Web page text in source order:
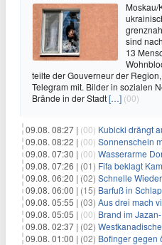
Moskau/
sind
13
teilte der Gouverneur der
Telegram mit. Bilder in sozialen
Brände in der Stadt[…] (00)
09.08. 08:27 | (00) Kubicki drängt
09.08. 08:22 | (00) Sonnenschein mit
09.08. 07:30 | (00) Wasserarme Donau
09.08. 07:26 | (01) Fifa beklagt
09.08. 06:20 | (02) Schnelle
09.08. 06:00 | (15) Barfuß in
09.08. 05:55 | (03) Aus drei mach
09.08. 05:05 | (00) Brand im Jazan-Raffinerie
09.08. 02:37 | (02) Westkanadische
09.08. 01:00 | (02) Bofinger gegen